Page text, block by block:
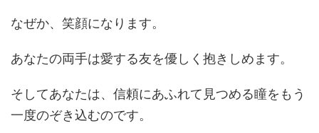
なぜか、笑顔になります。
あなたの両手は愛する友を優しく抱きしめます。
そしてあなたは、信頼にあふれて見つめる瞳をもう
一度のぞき込むのです。